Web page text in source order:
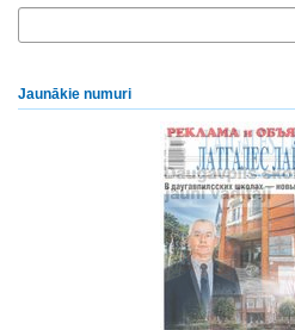
Jaunākie numuri